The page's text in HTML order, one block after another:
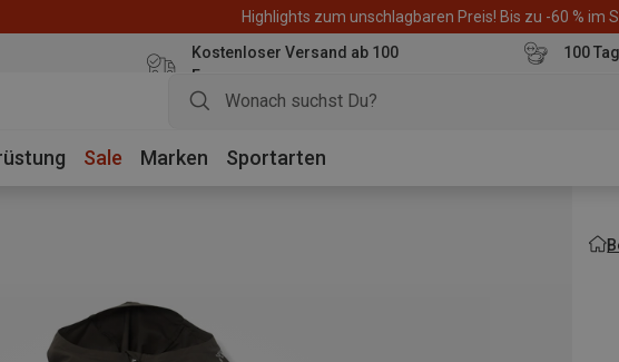
Highlights zum unschlagbaren Preis! Bis zu -60 % im
Kostenloser Versand ab 100
Euro
100
Sale Marken Sportarten